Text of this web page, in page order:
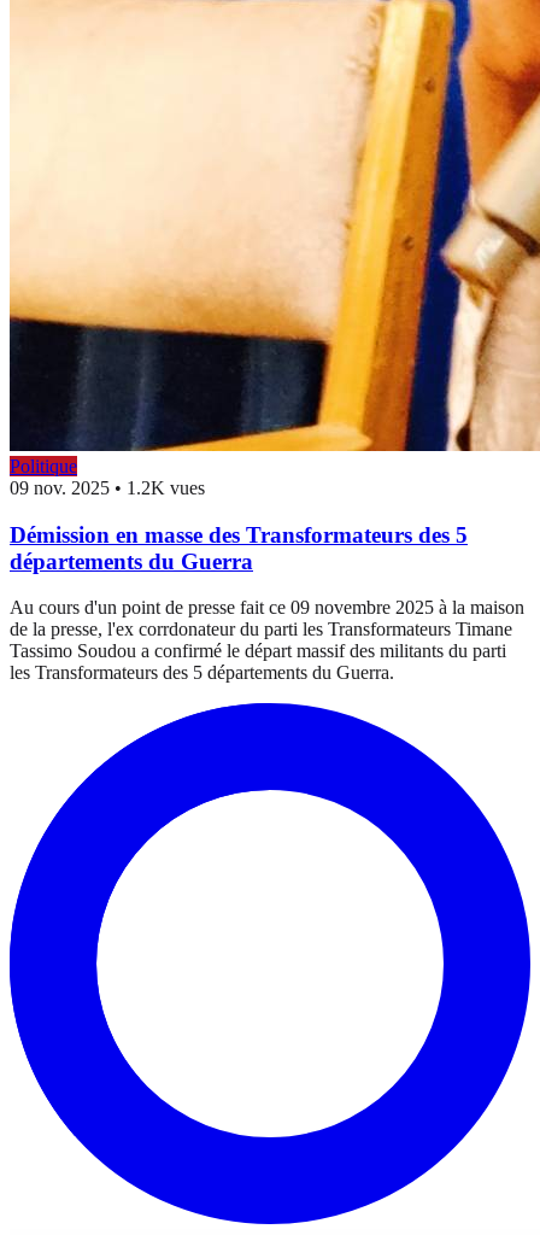
Politique
09 nov. 2025 • 1.2K vues
Démission en masse des Transformateurs des 5
départements du Guerra
Au cours d'un point de presse fait ce 09 novembre 2025 à la maison
de la presse, l'ex corrdonateur du parti les Transformateurs Timane
Tassimo Soudou a confirmé le départ massif des militants du parti
les Transformateurs des 5 départements du Guerra.